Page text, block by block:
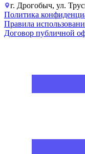
г. Дрогобыч, ул.
Политика
Правила
Договор публичной